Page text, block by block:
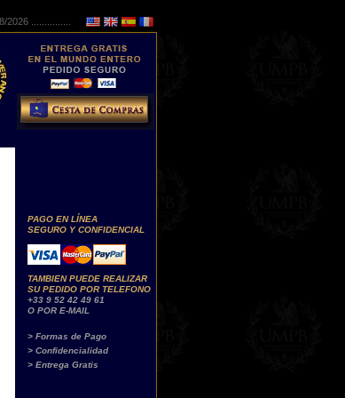
2026 ...............
PAGO EN LÍNEA
SEGURO Y CONFIDENCIAL
TAMBIEN PUEDE REALIZAR
SU PEDIDO POR TELEFONO
+33 9 52 42 49 61
O POR E-MAIL
> Formas de Pago
> Confidencialidad
> Entrega Gratis